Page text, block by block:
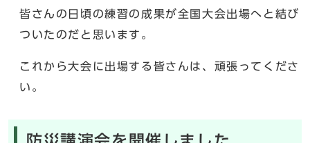
皆さんの日頃の練習の成果が全国大会出場へと結び
ついたのだと思います。
これから大会に出場する皆さんは、頑張ってくださ
い。